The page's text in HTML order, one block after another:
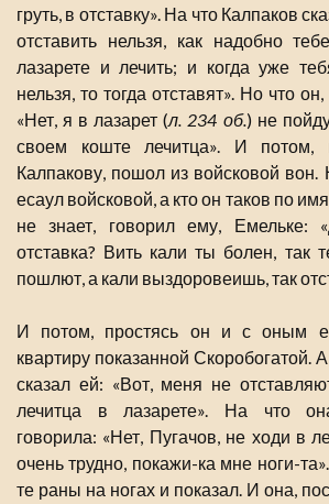
груть, в отставку». На что Калпаков
отставить нельзя, как надобно
лазарете и лечить; и когда уже
нельзя, то тогда отставят». Но что
«Нет, я в лазарет (л. 234 об.) не
своем коште лечитца». И потом,
Калпакову, пошол из войсковой
есаул войсковой, а кто он таков по
не знает, говорил ему, Емельке:
отставка? Вить кали ты болен, так
пошлют, а кали выздоровеишь, так
И потом, простясь он и с оным
квартиру показанной Скоробогатой.
сказал ей: «Вот, меня не
лечитца в лазарете». На что
говорила: «Нет, Пугачов, не ходи в
очень трудно, покажи-ка мне ноги-
те раны на ногах и показал. И она,